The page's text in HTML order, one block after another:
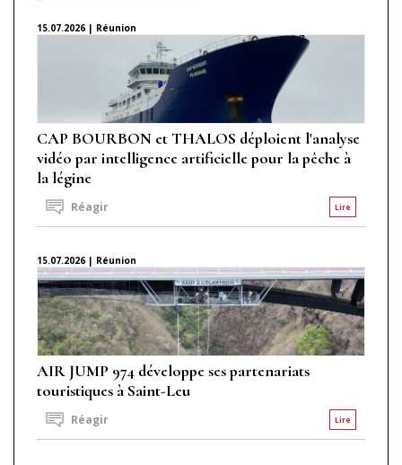
15.07.2026 | Réunion
CAP BOURBON et THALOS déploient l'analyse
vidéo par intelligence artificielle pour la pêche à
la légine
Lire
Réagir
15.07.2026 | Réunion
AIR JUMP 974 développe ses partenariats
touristiques à Saint-Leu
Lire
Réagir